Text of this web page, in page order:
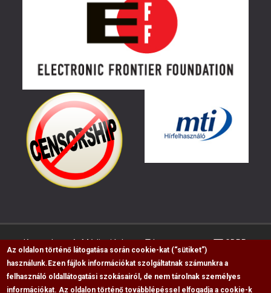
Kapcsolat Médiaajánlat Impresszum GDPR
RSS
Az oldalon történő látogatása során cookie-kat (“sütiket”)
használunk. Ezen fájlok információkat szolgáltatnak számunkra a
felhasználó oldallátogatási szokásairól, de nem tárolnak személyes
információkat. Az oldalon történő továbblépéssel elfogadja a cookie-k